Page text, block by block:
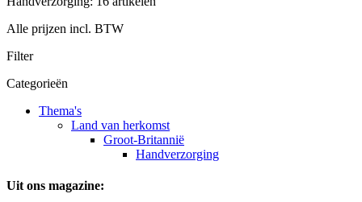
Alle prijzen incl. BTW
Filter
Categorieën
Thema's
Land van herkomst
Groot-Britannië
Handverzorging
Uit ons magazine: